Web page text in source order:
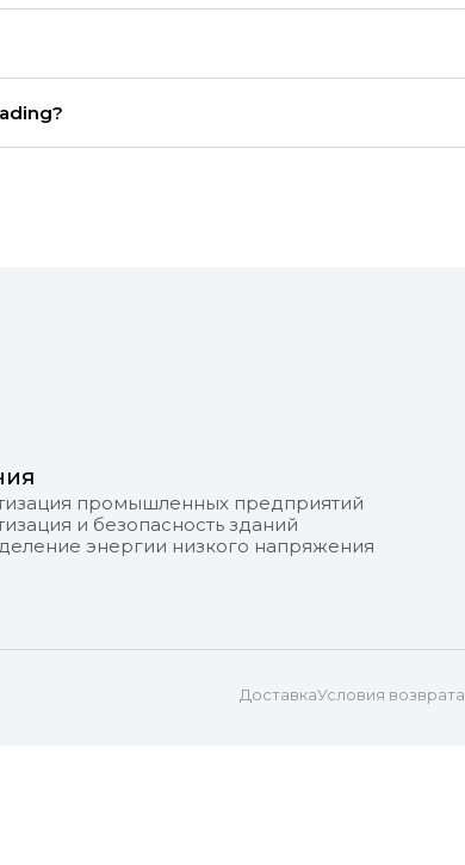
промышленных предприятий
и безопасность зданий
энергии низкого напряжения
ДоставкаУсловия возврата